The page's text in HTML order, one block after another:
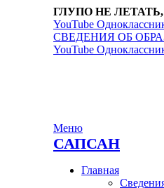
ГЛУПО НЕ
YouTube
СВЕДЕНИЯ ОБ
YouTube
Меню
САПСАН
Главная